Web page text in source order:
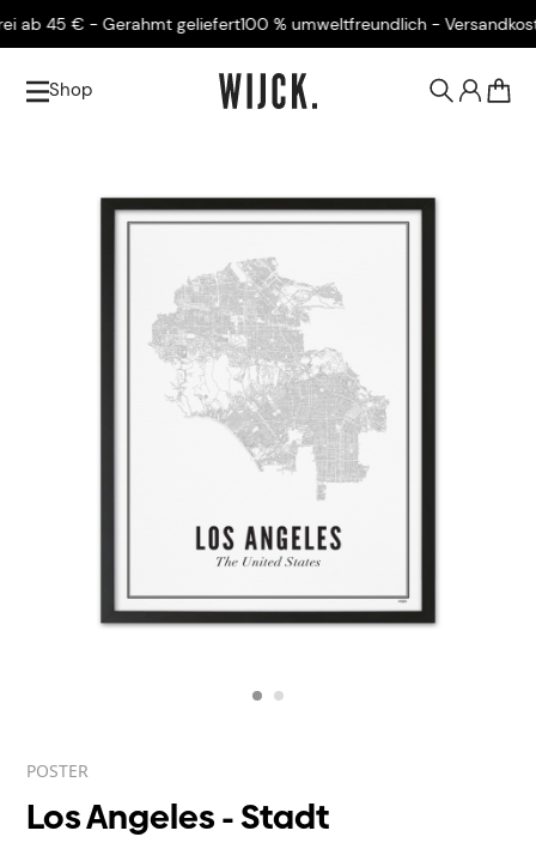
45 € - Gerahmt geliefert100 % umweltfreundlich -
Shop
POSTER
Los Angeles - Stadt